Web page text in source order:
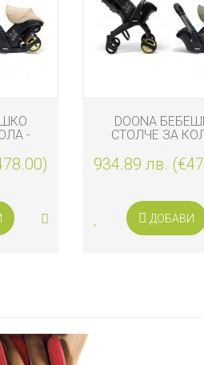
-
DOONA
СТОЛЧЕ ЗА
DESERT
934.89 лв.
ДОБАВИ